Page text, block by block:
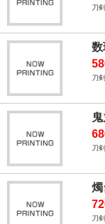
刀
数
刀
刀
燭
刀